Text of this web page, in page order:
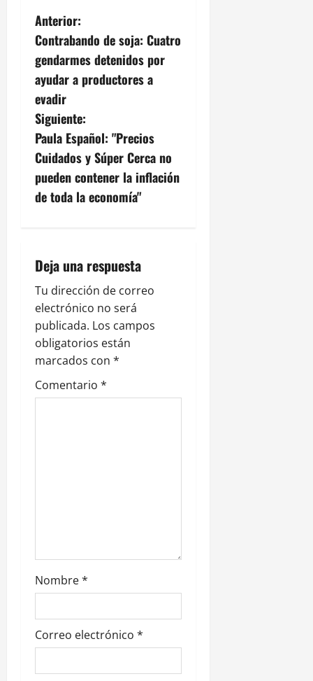
N
a
v
e
g
a
c
ó
n
d
e
e
n
a
s
Anterior:
Contrabando de soja: Cuatro
gendarmes detenidos por
ayudar a productores a
evadir
Siguiente:
Paula Español: "Precios
Cuidados y Súper Cerca no
pueden contener la inflación
de toda la economía"
Deja una respuesta
Tu dirección de correo
electrónico no será
publicada. Los campos
obligatorios están
marcados con *
Comentario *
Nombre*
Correo electrónico *